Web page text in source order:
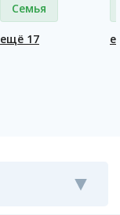
Семья
ещё 17